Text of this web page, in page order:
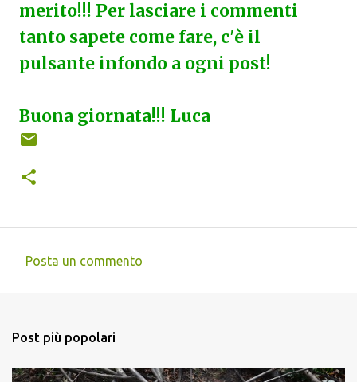
merito!!! Per lasciare i commenti
tanto sapete come fare, c'è il
pulsante infondo a ogni post!
Buona giornata!!! Luca
m
e
Posta un commento
Post più popolari